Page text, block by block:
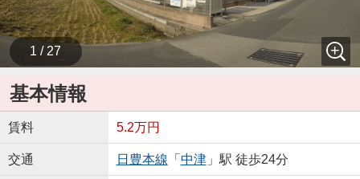
1 / 27
基本情報
賃料 5.2万円
交通 日豊本線 「 中津」駅 徒歩24分